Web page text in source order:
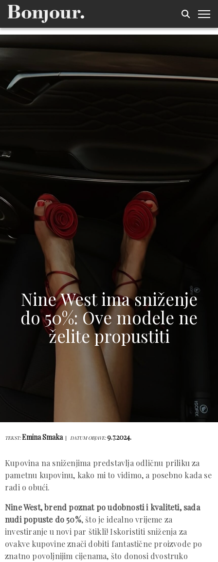
Nine West ima sniženje
do 50%: Ove modele ne
želite propustiti
TEKST:Emina Smaka DATUM OBJAVE:9.7.2024.
Kupovina na sniženjima predstavlja odličnu priliku za
pametnu kupovinu, kako mi to vidimo, a posebno kada se
radi o obući.
Nine West, brend poznat po udobnosti i kvaliteti, sada
nudi popuste do 50%, što je idealno vrijeme za
investiranje u novi par štikli! Iskoristiti sniženja za
ovakve kupovine znači dobiti fantastične proizvode po
znatno povoljnijim cijenama, što donosi dvostruko